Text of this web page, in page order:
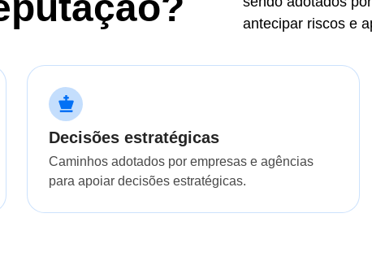
antecipar riscos e
Decisões estratégicas
Caminhos adotados por empresas e agências
para apoiar decisões estratégicas.